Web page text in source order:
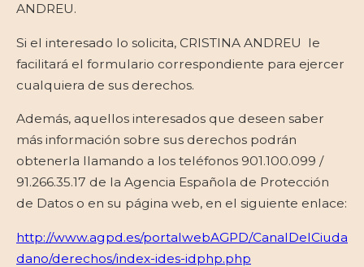
ANDREU.
Si el interesado lo solicita, CRISTINA ANDREU le
facilitará el formulario correspondiente para ejercer
cualquiera de sus derechos.
Además, aquellos interesados que deseen saber
más información sobre sus derechos podrán
obtenerla llamando a los teléfonos 901.100.099 /
91.266.35.17 de la Agencia Española de Protección
de Datos o en su página web, en el siguiente enlace:
http://www.agpd.es/portalwebAGPD/CanalDelCiuda
dano/derechos/index-ides-idphp.php